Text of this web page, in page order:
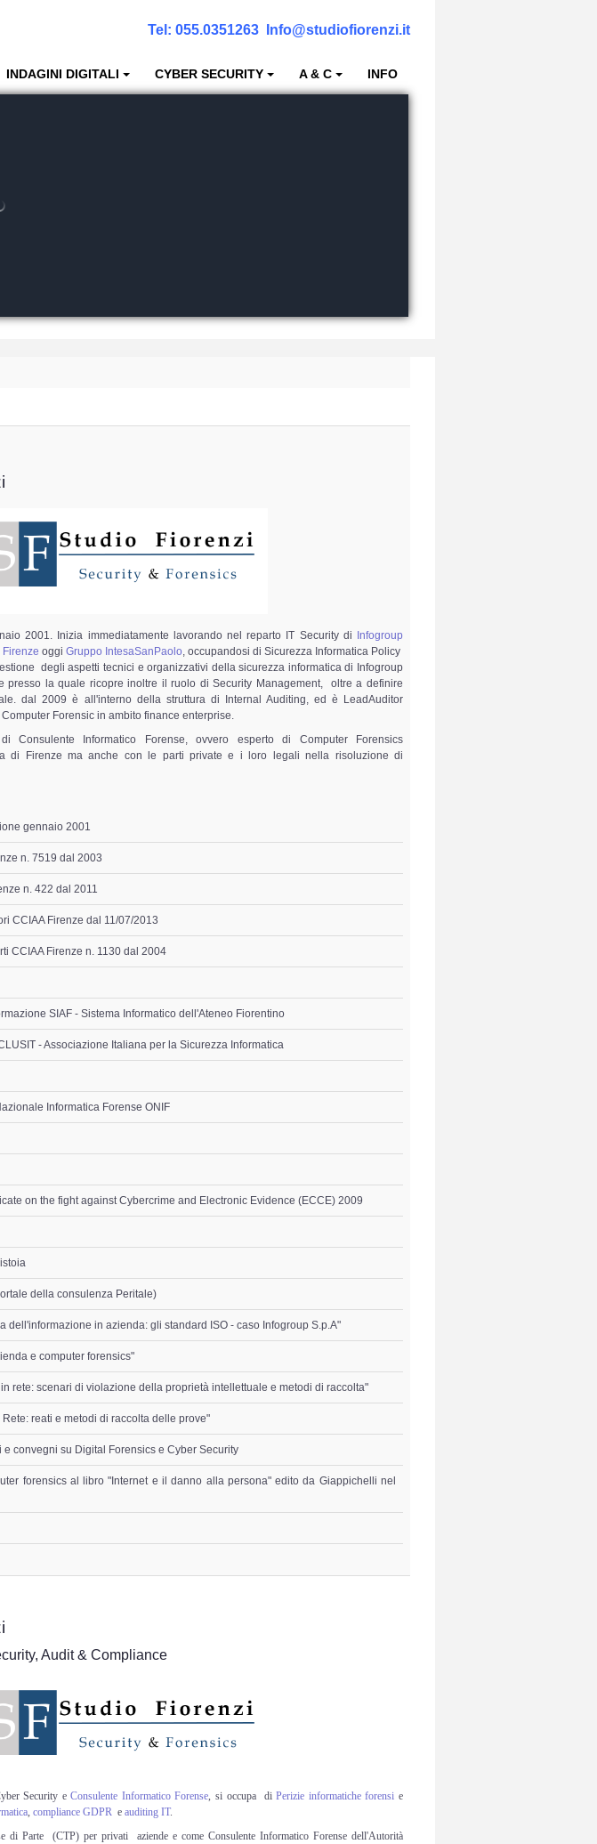
Tel: 055.0351263 Info@studiofiorenzi.it
INDAGINI DIGITALI CYBER SECURITY A & C INFO
2001. Inizia immediatamente lavorando nel reparto IT Security di Infogroup
oggi Gruppo IntesaSanPaolo , occupandosi di Sicurezza Informatica Policy
degli aspetti tecnici e organizzativi della sicurezza informatica di Infogroup
presso la quale ricopre inoltre il ruolo di Security Management, oltre a definire
dal 2009 è all'interno della struttura di Internal Auditing, ed è LeadAuditor
Forensic in ambito finance enterprise.
Informatico Forense, ovvero esperto di Computer Forensics
di Firenze ma anche con le parti private e i loro legali nella risoluzione di
gennaio 2001
n. 7519 dal 2003
n. 422 dal 2011
CCIAA Firenze dal 11/07/2013
CCIAA Firenze n. 1130 dal 2004
SIAF - Sistema Informatico dell'Ateneo Fiorentino
- Associazione Italiana per la Sicurezza Informatica
Informatica Forense ONIF
on the fight against Cybercrime and Electronic Evidence (ECCE) 2009
della consulenza Peritale)
dell'informazione in azienda: gli standard ISO - caso Infogroup S.p.A"
e computer forensics"
rete: scenari di violazione della proprietà intellettuale e metodi di raccolta"
reati e metodi di raccolta delle prove"
convegni su Digital Forensics e Cyber Security
forensics al libro "Internet e il danno alla persona" edito da Giappichelli nel
Audit & Compliance
Security eConsulente Informatico Forense , si occupa diPerizie informatiche forensi e
compliance GDPR e auditing IT.
di Parte (CTP) per privati aziende e come Consulente Informatico Forense dell'Autorità